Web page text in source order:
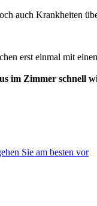
auch Krankheiten
erst einmal mit
im Zimmer schnell
Sie am besten vor